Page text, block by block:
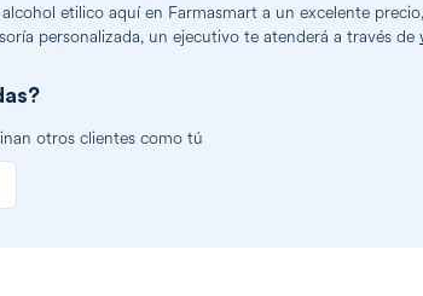
alcohol etilico aquí en Farmasmart a un excelente
personalizada, un ejecutivo te atenderá a través de
otros clientes como tú